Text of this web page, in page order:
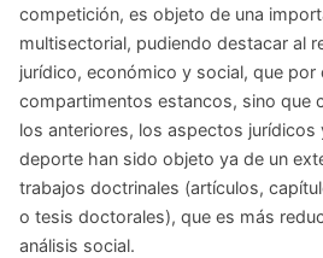
competición, es objeto de una
multisectorial, pudiendo destacar al
jurídico, económico y social, que por
compartimentos estancos, sino que
los anteriores, los aspectos
deporte han sido objeto ya de un
trabajos doctrinales (artículos,
o tesis doctorales), que es más
análisis social.